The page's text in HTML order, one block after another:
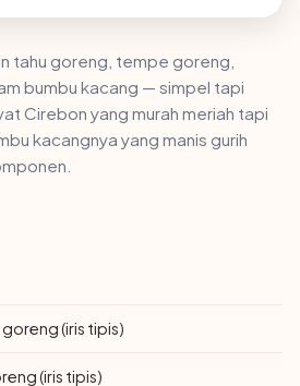
tahu goreng, tempe goreng,
bumbu kacang — simpel tapi
Cirebon yang murah meriah tapi
kacangnya yang manis gurih
(iris tipis)
(iris tipis)